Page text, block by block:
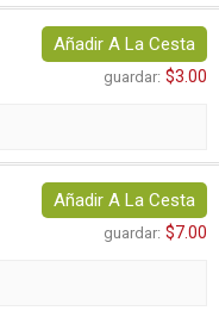
Añadir A La Cesta
guardar: $3.00
Añadir A La Cesta
guardar: $7.00